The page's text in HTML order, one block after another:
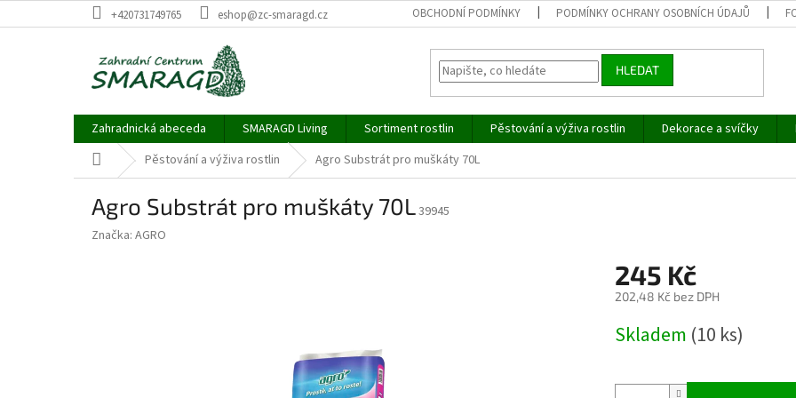
na
+420731749765 eshop@zc-smaragd.cz OBCHODNÍ PODMÍNKY PODMÍNKY OCHRANY OSOBNÍCH ÚDAJŮ
HLEDAT
Zahradnická abeceda SMARAGD Living Sortiment rostlin Pěstování a výživa rostlin Dekorace a svíčky
Domů Pěstování a výživa rostlin Agro Substrát pro muškáty 70L
Agro Substrát pro muškáty 70L39945
Značka: AGRO
245 Kč
202,48 Kč bez DPH
cena:
Skladem (10 ks)